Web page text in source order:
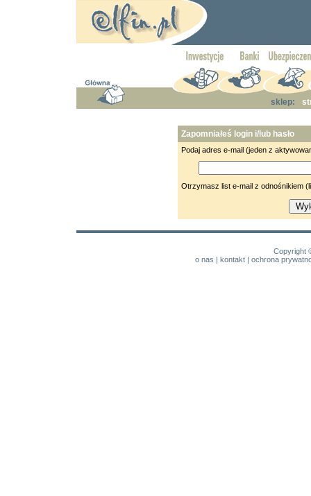
sklep:
Zapomniałeś login i/lub hasło
Podaj adres e-mail (jeden z
Otrzymasz list e-mail z odnośnikiem
Copyright
o nas | kontakt| ochrona